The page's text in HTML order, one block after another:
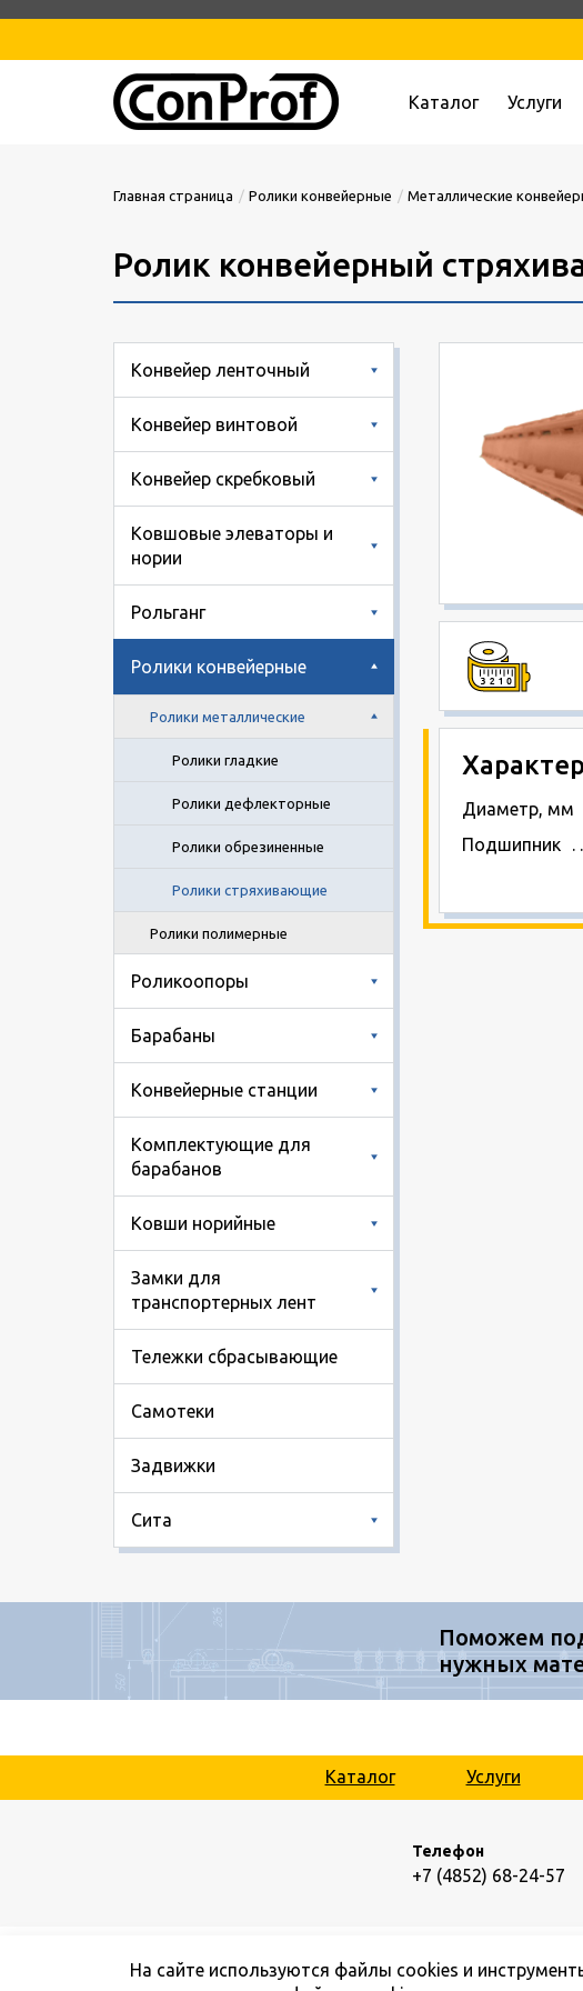
Каталог Услуги
Главная страница Ролики конвейерные Металлические
Ролик конвейерный
Конвейер ленточный
Конвейер винтовой
Конвейер скребковый
Ковшовые элеваторы и
нории
Рольганг
Ролики конвейерные
Ролики металлические
Ролики гладкие
Ролики дефлекторные
Ролики обрезиненные
Ролики стряхивающие
Ролики полимерные
Роликоопоры
Барабаны
Конвейерные станции
Комплектующие для
барабанов
Ковши норийные
Замки для
транспортерных лент
Тележки сбрасывающие
Самотеки
Задвижки
Сита
Диаметр, мм
Подшипник
Поможем
нужных
Каталог Услуги
Телефон
+7 (4852) 68-24-57
На сайте используются файлы cookies и